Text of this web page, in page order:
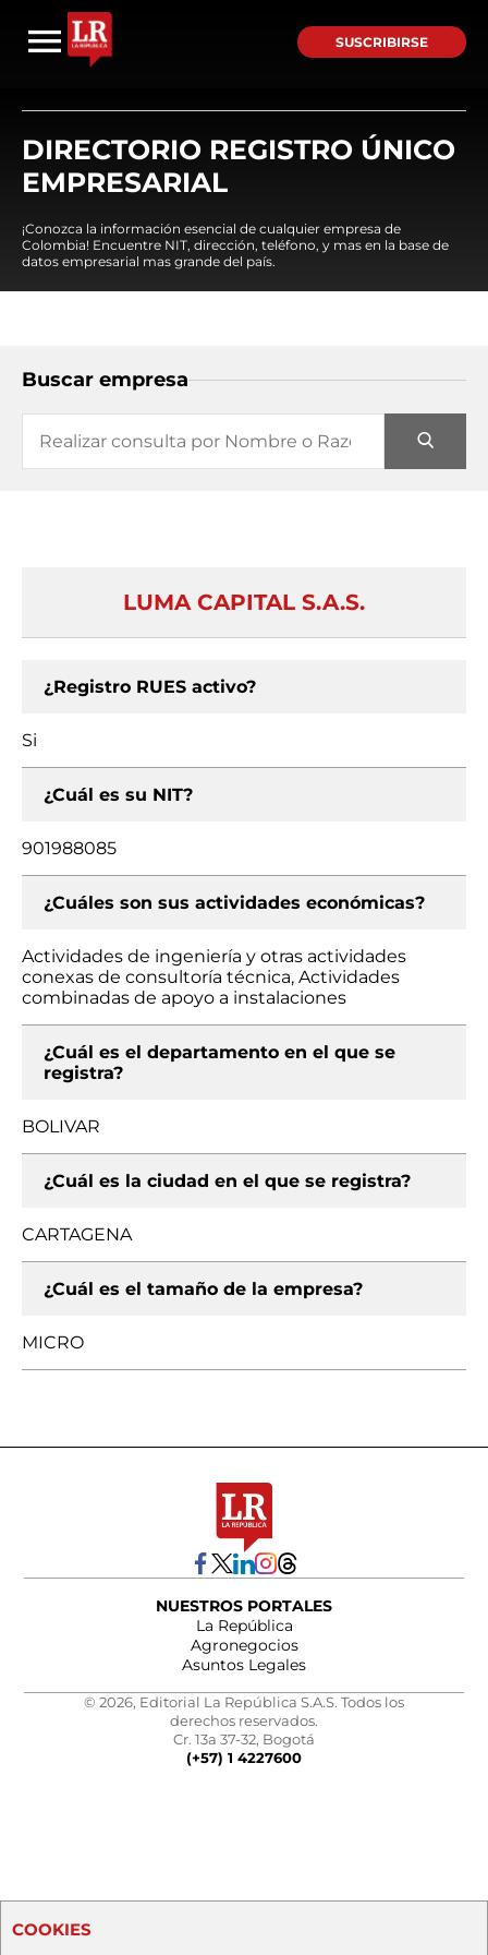
SUSCRIBIRSE
DIRECTORIO REGISTRO ÚNICO
EMPRESARIAL
¡Conozca la información esencial de cualquier empresa de
Colombia! Encuentre NIT, dirección, teléfono, y mas en la base de
datos empresarial mas grande del país.
Buscar empresa
LUMA CAPITAL S.A.S.
¿Registro RUES activo?
Si
¿Cuál es su NIT?
901988085
¿Cuáles son sus actividades económicas?
Actividades de ingeniería y otras actividades
conexas de consultoría técnica, Actividades
combinadas de apoyo a instalaciones
¿Cuál es el departamento en el que se
registra?
BOLIVAR
¿Cuál es la ciudad en el que se registra?
CARTAGENA
¿Cuál es el tamaño de la empresa?
MICRO
NUESTROS PORTALES
La República
Agronegocios
Asuntos Legales
© 2026, Editorial La República S.A.S. Todos los
derechos reservados.
Cr. 13a 37-32, Bogotá
(+57) 1 4227600
COOKIES